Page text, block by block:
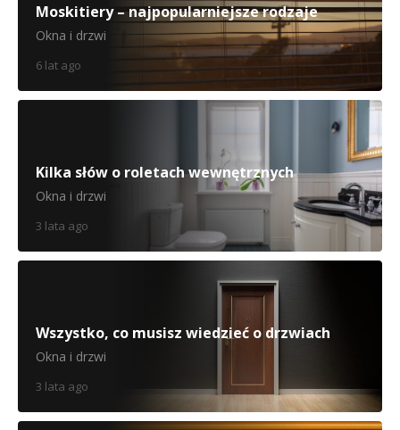
Moskitiery – najpopularniejsze rodzaje
Okna i drzwi
6 lat ago
Kilka słów o roletach wewnętrznych
Okna i drzwi
3 lata ago
Wszystko, co musisz wiedzieć o drzwiach
Okna i drzwi
3 lata ago